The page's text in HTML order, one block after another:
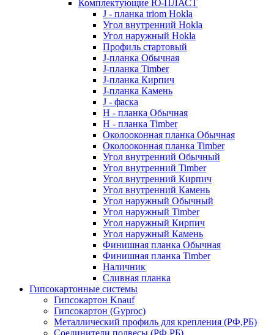
Комплектующие Ю-ПЛАСТ
J - планка triom Hokla
Угол внутренний Hokla
Угол наружный Hokla
Профиль стартовый
J-планка Обычная
J-планка Timber
J-планка Кирпич
J-планка Камень
J - фаска
Н - планка Обычная
Н - планка Timber
Околооконная планка Обычная
Околооконная планка Timber
Угол внутренний Обычный
Угол внутренний Timber
Угол внутренний Кирпич
Угол внутренний Камень
Угол наружный Обычный
Угол наружный Timber
Угол наружный Кирпич
Угол наружный Камень
Финишная планка Обычная
Финишная планка Timber
Наличник
Сливная планка
Гипсокартонные системы
Гипсокартон Knauf
Гипсокартон (Gyproc)
Металлический профиль для крепления (РФ,РБ)
Соединители,подвесы (РФ,РБ)